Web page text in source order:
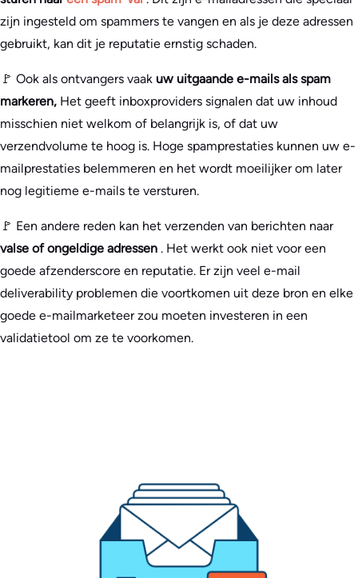
zijn ingesteld om spammers te vangen en als je deze adressen
gebruikt, kan dit je reputatie ernstig schaden.
🚩 Ook als ontvangers vaak uw uitgaande e-mails als spam
markeren, Het geeft inboxproviders signalen dat uw inhoud
misschien niet welkom of belangrijk is, of dat uw
verzendvolume te hoog is. Hoge spamprestaties kunnen uw e-
mailprestaties belemmeren en het wordt moeilijker om later
nog legitieme e-mails te versturen.
🚩 Een andere reden kan het verzenden van berichten naar
valse of ongeldige adressen . Het werkt ook niet voor een
goede afzenderscore en reputatie. Er zijn veel e-mail
deliverability problemen die voortkomen uit deze bron en elke
goede e-mailmarketeer zou moeten investeren in een
validatietool om ze te voorkomen.